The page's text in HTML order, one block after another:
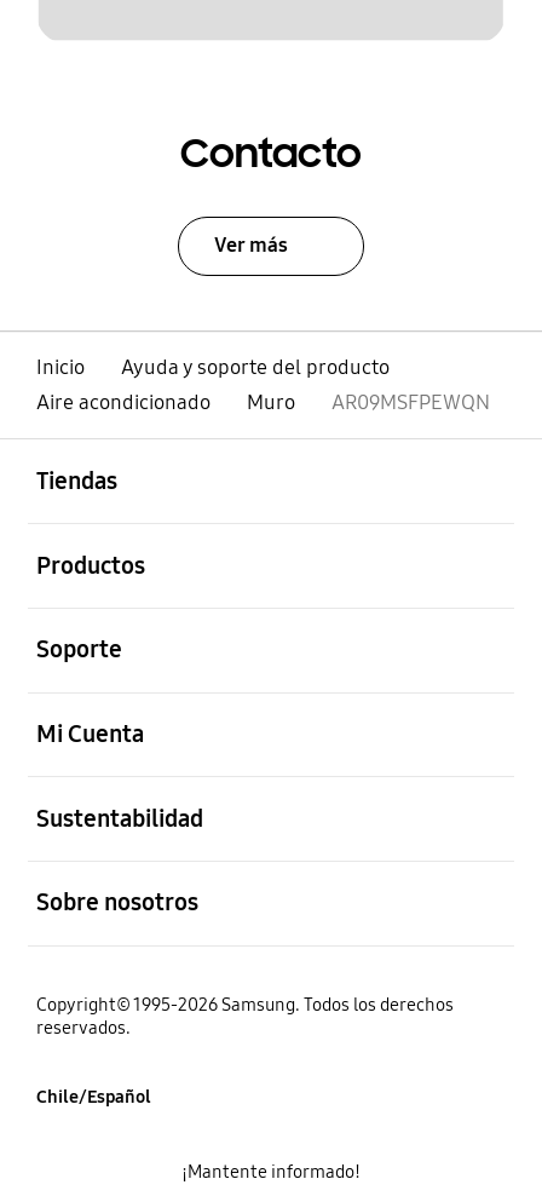
Contacto
Ver más
Inicio
Ayuda y soporte del producto
Aire acondicionado
Muro AR09MSFPEWQN
Tiendas
Productos
Soporte
Mi Cuenta
Sustentabilidad
Sobre nosotros
Copyright© 1995-2026 Samsung. Todos los derechos
reservados.
Chile/Español
¡Mantente informado!